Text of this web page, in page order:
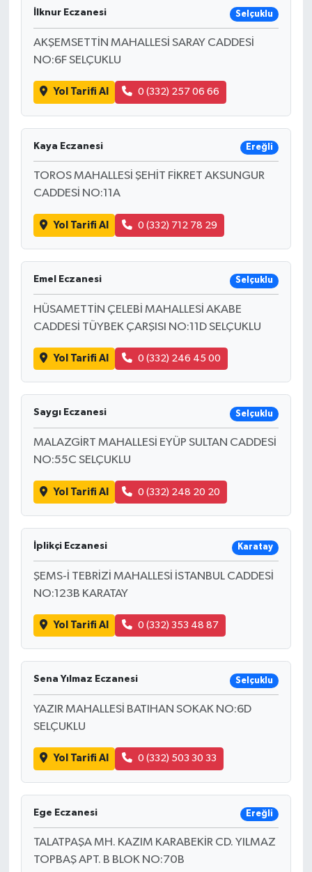
İlknur Eczanesi Selçuklu
AKŞEMSETTİN MAHALLESİ SARAY CADDESİ
NO:6F SELÇUKLU
Yol Tarifi Al 0 (332) 257 06 66
Kaya Eczanesi Ereğli
TOROS MAHALLESİ ŞEHİT FİKRET AKSUNGUR
CADDESİ NO:11A
Yol Tarifi Al 0 (332) 712 78 29
Emel Eczanesi Selçuklu
HÜSAMETTİN ÇELEBİ MAHALLESİ AKABE
CADDESİ TÜYBEK ÇARŞISI NO:11D SELÇUKLU
Yol Tarifi Al 0 (332) 246 45 00
Saygı Eczanesi Selçuklu
MALAZGİRT MAHALLESİ EYÜP SULTAN CADDESİ
NO:55C SELÇUKLU
Yol Tarifi Al 0 (332) 248 20 20
İplikçi Eczanesi Karatay
ŞEMS-İ TEBRİZİ MAHALLESİ İSTANBUL CADDESİ
NO:123B KARATAY
Yol Tarifi Al 0 (332) 353 48 87
Sena Yılmaz Eczanesi Selçuklu
YAZIR MAHALLESİ BATIHAN SOKAK NO:6D
SELÇUKLU
Yol Tarifi Al 0 (332) 503 30 33
Ege Eczanesi Ereğli
TALATPAŞA MH. KAZIM KARABEKİR CD. YILMAZ
TOPBAŞ APT. B BLOK NO:70B